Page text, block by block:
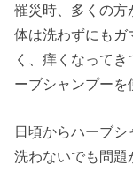
罹災時、多くの方
体は洗わずにも
く、痒くなって
ーブシャンプーを
日頃からハーブ
洗わないでも問